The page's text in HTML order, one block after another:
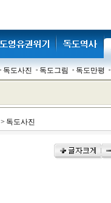
독도사진 독도그림 독도만평
> 독도사진